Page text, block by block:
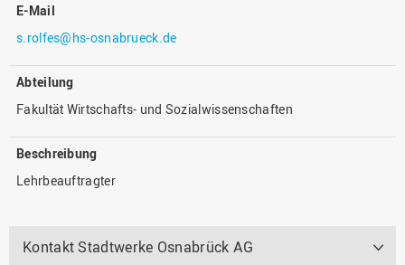
E-Mail
s.rolfes@hs-osnabrueck.de
Abteilung
Fakultät Wirtschafts- und Sozialwissenschaften
Beschreibung
Lehrbeauftragter
Kontakt Stadtwerke Osnabrück AG